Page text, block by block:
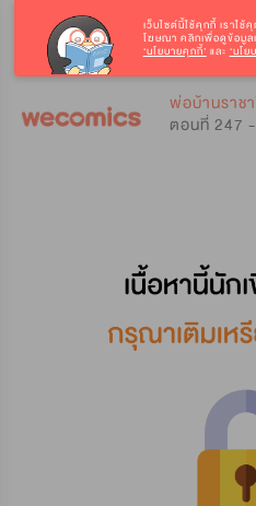
พ่อบ้านราช
ตอนที่ 247
เว็บไซต์นี้ใช้คุกกี้ เราใช้
โฆษณา คลิกเพื่อดูข้อมูล
‘นโยบายคุกกี้’ และ ‘นโ